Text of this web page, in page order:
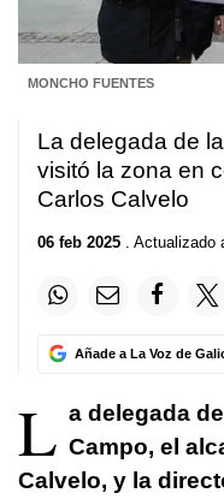
MONCHO FUENTES
La delegada de
visitó la zona en
Carlos Calvelo
06 feb 2025 . Actualizado
Añade a La Voz de
L a delegada
Campo, el
Calvelo, y la